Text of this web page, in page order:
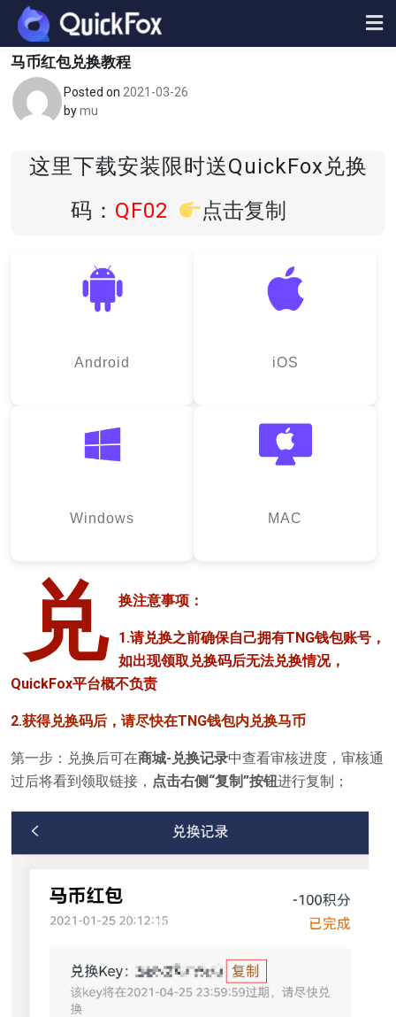
Skip
content
马币红包兑换教程
Posted on 2021-03-26
bymu
这里下载安装限时送QuickFox兑换
码： QF02 点击复制
Android iOS
Windows MAC
兑 换注意事项：
1.请兑换之前确保自己拥有TNG钱包账号，
如出现领取兑换码后无法兑换情况，
QuickFox平台概不负责
2.获得兑换码后，请尽快在TNG钱包内兑换马币
第一步：兑换后可在商城-兑换记录中查看审核进度，审核通
过后将看到领取链接， 点击右侧“复制”按钮进行复制；